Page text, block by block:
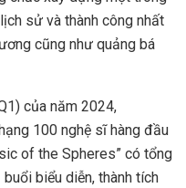
sử và thành công nhất
cũng như quảng bá
của năm 2024,
100 nghệ sĩ hàng đầu
of the Spheres” có tổng
biểu diễn, thành tích